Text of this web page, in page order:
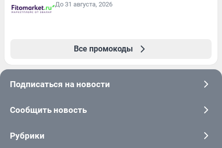
До 31 августа, 2026
Все промокоды
Подписаться на новости
Сообщить новость
Рубрики